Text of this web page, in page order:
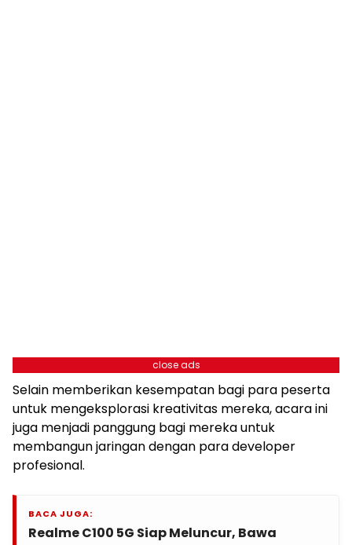
close ads
Selain memberikan kesempatan bagi para peserta
untuk mengeksplorasi kreativitas mereka, acara ini
juga menjadi panggung bagi mereka untuk
membangun jaringan dengan para developer
profesional.
BACA JUGA:
Realme C100 5G Siap Meluncur, Bawa